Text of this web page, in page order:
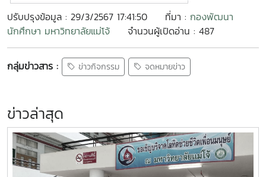
ปรับปรุงข้อมูล : 29/3/2567 17:41:50 ที่มา : กองพัฒนา
นักศึกษา มหาวิทยาลัยแม่โจ้
จำนวนผู้เปิดอ่าน : 487
กลุ่มข่าวสาร : ข่าวกิจกรรม จดหมายข่าว
ข่าวล่าสุด